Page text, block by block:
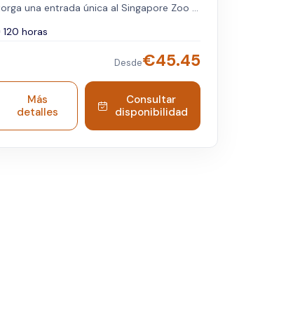
una entrada única al Singapore Zoo y
RFID personalizada. Se requiere
Válido para viajeros
Ambas atracciones pueden
cualquier día dentro de los cinco
posteriores a la fecha de viaje
120 horas
Desde€45.45
Más
detalles
Consultar
disponibilidad